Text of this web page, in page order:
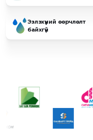
Эзлэхүүний өөрчлөлт
байхгүй